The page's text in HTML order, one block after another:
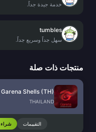
خدمة جيدة جداً.
tumbles
سهل جداً وسريع جداً.
منتجات ذات صلة
Garena Shells (TH)
THAILAND
التقييمات شراء